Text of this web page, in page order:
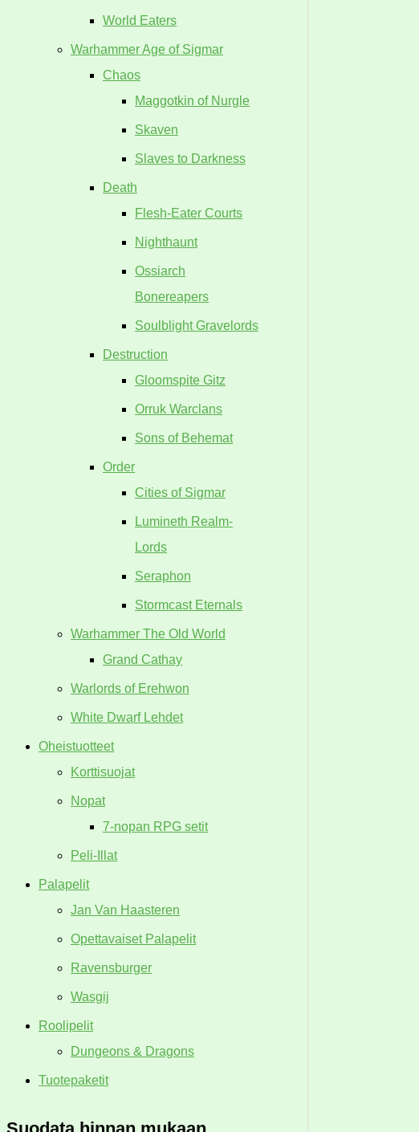
World Eaters
Warhammer Age of Sigmar
Chaos
Maggotkin of Nurgle
Skaven
Slaves to Darkness
Death
Flesh-Eater Courts
Nighthaunt
Ossiarch
Bonereapers
Soulblight Gravelords
Destruction
Gloomspite Gitz
Orruk Warclans
Sons of Behemat
Order
Cities of Sigmar
Lumineth Realm-
Lords
Seraphon
Stormcast Eternals
Warhammer The Old World
Grand Cathay
Warlords of Erehwon
White Dwarf Lehdet
Oheistuotteet
Korttisuojat
Nopat
7-nopan RPG setit
Peli-Illat
Palapelit
Jan Van Haasteren
Opettavaiset Palapelit
Ravensburger
Wasgij
Roolipelit
Dungeons & Dragons
Tuotepaketit